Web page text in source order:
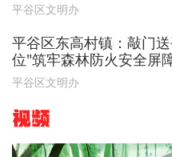
平谷区文明办
平谷区东高村镇：敲门
位"筑牢森林防火安全屏
平谷区文明办
视频